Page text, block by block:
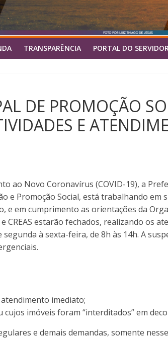
TRANSPARÊNCIA PORTAL DO
DE PROMOÇÃO
E
ao Novo Coronavírus (COVID-19), a
e Promoção Social, está trabalhando em
e em cumprimento as orientações da
e CREAS estarão fechados, realizando os
à sexta-feira, de 8h às 14h. A
imediato;
imóveis foram “interditados” em
e demais demandas, somente